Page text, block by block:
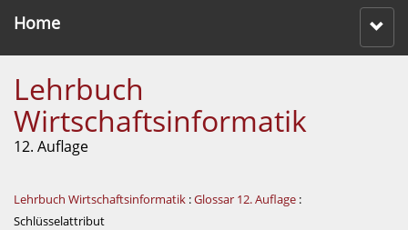
Home
Lehrbuch
Wirtschaftsinformatik
12. Auflage
Lehrbuch Wirtschaftsinformatik :Glossar 12. Auflage :
Schlüsselattribut